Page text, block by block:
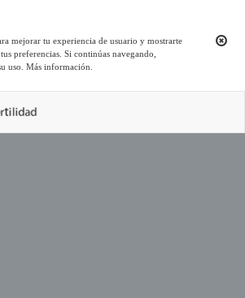
mejorar tu experiencia de usuario y mostrarte
preferencias. Si continúas navegando,
uso.Más información